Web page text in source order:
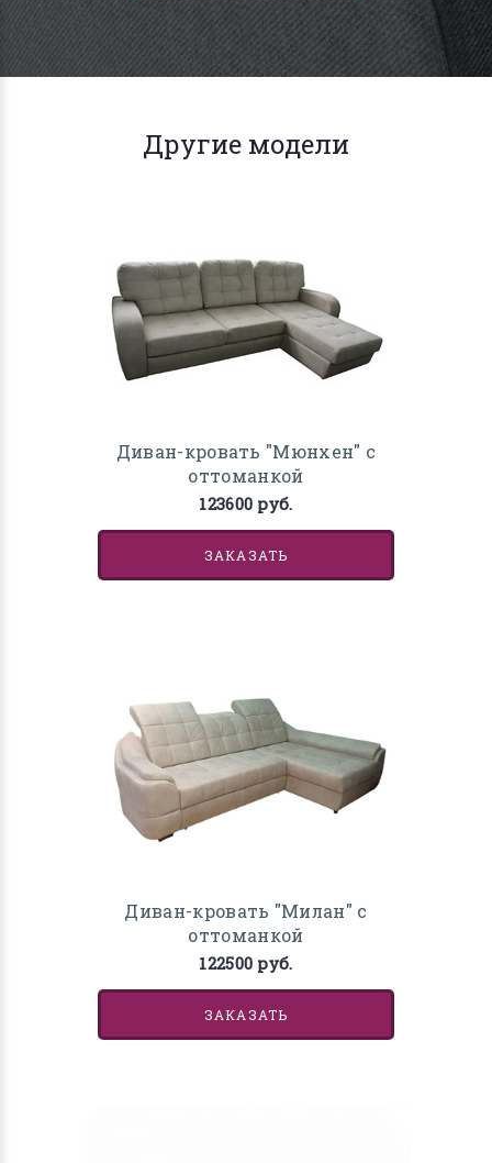
Другие модели
Диван-кровать "Мюнхен" с
оттоманкой
123600 руб.
ЗАКАЗАТЬ
Диван-кровать "Милан" с
оттоманкой
122500 руб.
ЗАКАЗАТЬ